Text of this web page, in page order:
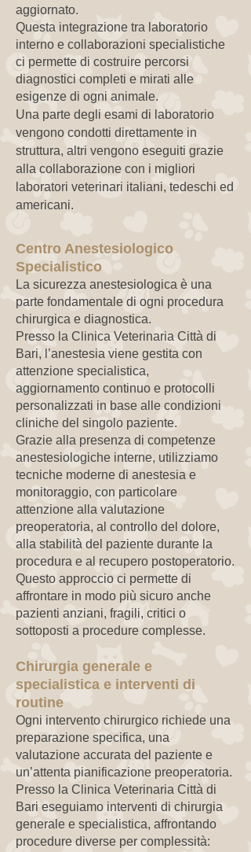
aggiornato.
Questa integrazione tra laboratorio
interno e collaborazioni specialistiche
ci permette di costruire percorsi
diagnostici completi e mirati alle
esigenze di ogni animale.
Una parte degli esami di laboratorio
vengono condotti direttamente in
struttura, altri vengono eseguiti grazie
alla collaborazione con i migliori
laboratori veterinari italiani, tedeschi ed
americani.
Centro Anestesiologico
Specialistico
La sicurezza anestesiologica è una
parte fondamentale di ogni procedura
chirurgica e diagnostica.
Presso la Clinica Veterinaria Città di
Bari, l’anestesia viene gestita con
attenzione specialistica,
aggiornamento continuo e protocolli
personalizzati in base alle condizioni
cliniche del singolo paziente.
Grazie alla presenza di competenze
anestesiologiche interne, utilizziamo
tecniche moderne di anestesia e
monitoraggio, con particolare
attenzione alla valutazione
preoperatoria, al controllo del dolore,
alla stabilità del paziente durante la
procedura e al recupero postoperatorio.
Questo approccio ci permette di
affrontare in modo più sicuro anche
pazienti anziani, fragili, critici o
sottoposti a procedure complesse.
Chirurgia generale e
specialistica e interventi di
routine
Ogni intervento chirurgico richiede una
preparazione specifica, una
valutazione accurata del paziente e
un’attenta pianificazione preoperatoria.
Presso la Clinica Veterinaria Città di
Bari eseguiamo interventi di chirurgia
generale e specialistica, affrontando
procedure diverse per complessità: